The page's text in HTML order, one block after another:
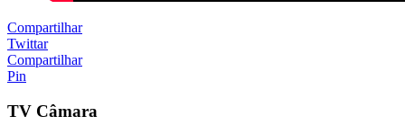
Compartilhar
Twittar
Compartilhar
Pin
TV Câmara